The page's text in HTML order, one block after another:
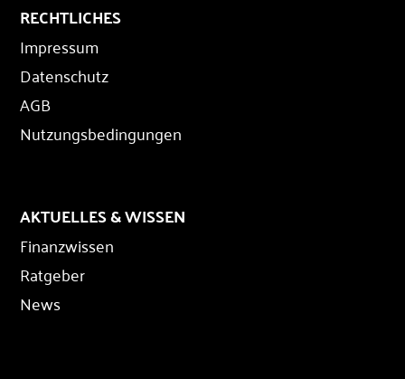
RECHTLICHES
Impressum
Datenschutz
AGB
Nutzungsbedingungen
AKTUELLES & WISSEN
Finanzwissen
Ratgeber
News